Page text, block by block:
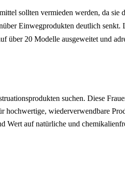
sollten vermieden werden, da sie
Einwegprodukten deutlich senkt.
über 20 Modelle ausgeweitet und
suchen. Diese
wiederverwendbare
Wert auf natürliche und